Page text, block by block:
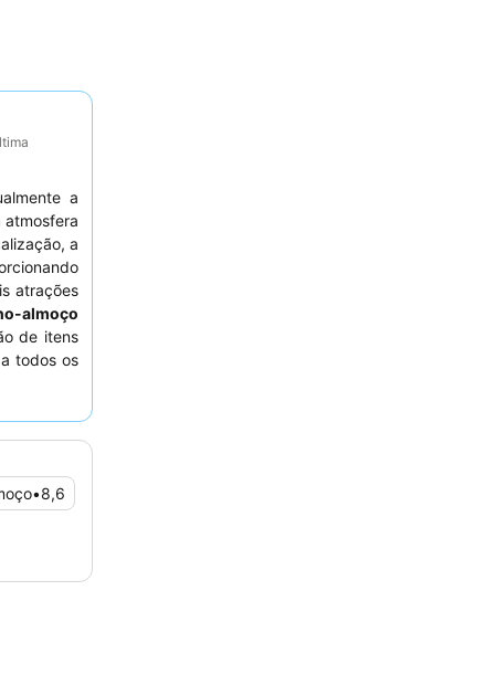
a
atmosfera
a
atrações
almoço
de itens
todos os
•8,6